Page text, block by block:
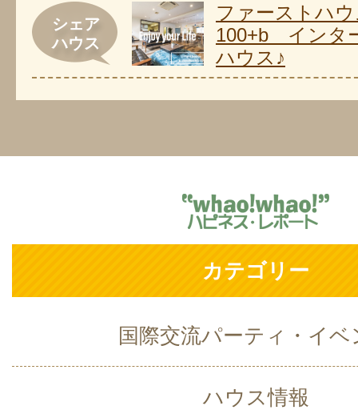
シェア
ハウス
ファーストハ
100+b インタ
ハウス♪
カテゴリー
国際交流パーティ・イベ
ハウス情報